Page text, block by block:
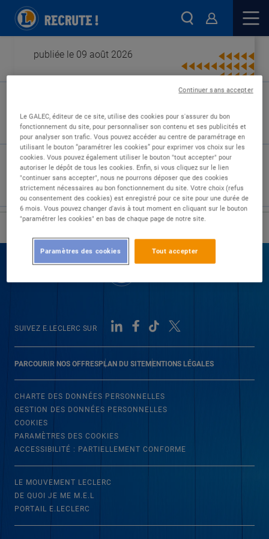
publiée le 09 août 2026
Type de contrat :
Expérience :
Études :
PARCOURIR NOS OFFRESPLAN DU SITEMENTIONS LÉGALES
SUIVEZ E.LECLERC SUR
CHARTE DES DONNÉES PERSONNELLES
GESTION DES DONNÉES PERSONNELLES
COOKIES
PARAMÈTRES DES COOKIES
ACCESSIBILITÉ : PARTIELLEMENT CONFORME
LE MOUVEMENT LECLERC
DE QUOI JE ME M.E.L
PORTAIL E.LECLERC
Le GALEC, éditeur de ce site, utilise des cookies pour s'assurer du bon
fonctionnement du site, pour personnaliser son contenu et ses publicités et
pour analyser son trafic. Vous pouvez accéder au centre de paramétrage en
utilisant le bouton “paramétrer les cookies” pour exprimer vos choix sur les
cookies. Vous pouvez également utiliser le bouton "tout accepter" pour
autoriser le dépôt de tous les cookies. Enfin, si vous cliquez sur le lien
"continuer sans accepter", nous ne pourrons déposer que des cookies
strictement nécessaires au bon fonctionnement du site. Votre choix (refus
ou consentement des cookies) est enregistré pour ce site pour une durée de
6 mois. Vous pouvez changer d'avis à tout moment en cliquant sur le bouton
"paramétrer les cookies" en bas de chaque page de notre site.
Tout accepter
Paramètres des cookies
Continuer sans accepter